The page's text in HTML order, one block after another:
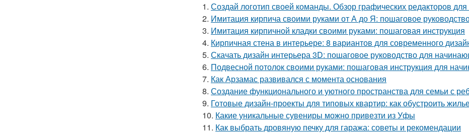
1. Создай логотип своей команды. Обзор графических редакторов
2. Имитация кирпича своими руками от А до Я: пошаговое
3. Имитация кирпичной кладки своими руками: пошаговая инструкция
4. Кирпичная стена в интерьере: 8 вариантов для современного
5. Скачать дизайн интерьера 3D: пошаговое руководство для
6. Подвесной потолок своими руками: пошаговая инструкция для
7. Как Арзамас развивался с момента основания
8. Создание функционального и уютного пространства для семьи с
9. Готовые дизайн-проекты для типовых квартир: как обустроить
10. Какие уникальные сувениры можно привезти из Уфы
11. Как выбрать дровяную печку для гаража: советы и рекомендации